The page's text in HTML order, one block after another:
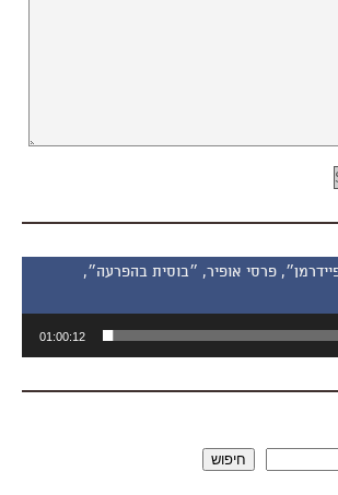
505: ״ספיידרמן״, פרסי אופיר, ״בוסית בהפרעה״,
01:00:12
חיפוש